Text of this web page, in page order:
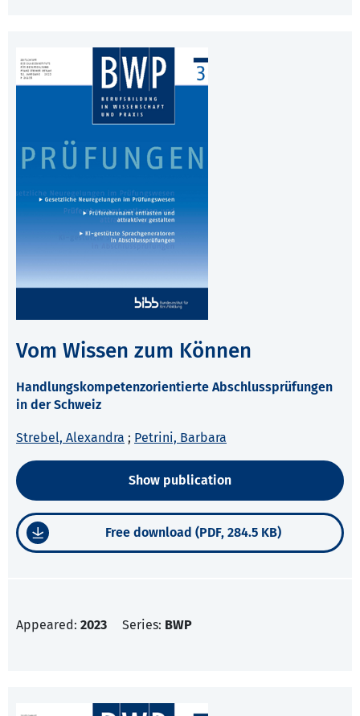
Vom Wissen zum Können
Handlungskompetenzorientierte Abschlussprüfungen
in der Schweiz
Strebel, Alexandra ; Petrini, Barbara
Show publication
Free download (PDF, 284.5 KB)
Appeared: 2023 Series: BWP